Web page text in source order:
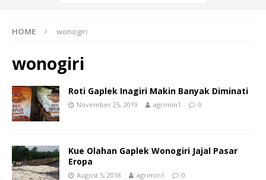
HOME wonogiri
wonogiri
Roti Gaplek Inagiri Makin Banyak Diminati
November 25, 2019 agrimin1 0
Kue Olahan Gaplek Wonogiri Jajal Pasar
Eropa
August 5, 2018 agrimin1 0